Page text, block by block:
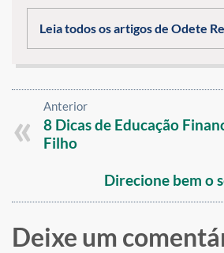
Leia todos os artigos de Odete
Anterior
8 Dicas de Educação
Filho
Direcione bem o
Deixe um